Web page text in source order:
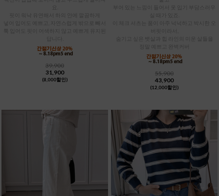
핏이 워낙 유연해서 하의 안에 깔끔하게
넣어 입어도 예쁘고, 자연스럽게 밖으로 빼서
툭 입어도 핏이 어색하지 않고 예쁘게 유지된
39,900
31,900
(8,000할인)
부어 있는 느낌이 들어서 옷 입기 부담스러우
실 때가 있죠.
이 체크 셔츠는 품이 아주 넉넉하고 박시한 오
버핏이라서,
숨기고 싶은 뱃살과 힙 라인의 미운 살들을
정말 예쁘고 완벽커버
55,900
43,900
(12,000할인)